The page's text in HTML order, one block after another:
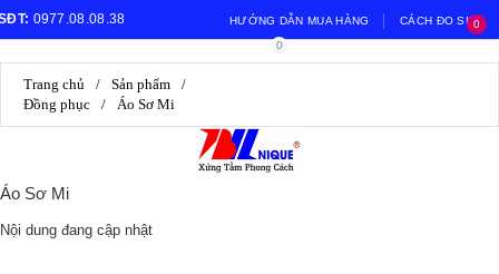
0977.08.08.38 HƯỚNG DẪN MUA HÀNG CÁCH ĐO SIZE
HƯỚNG DẪN ĐỔI TRẢ
0
0
Trang chủ / Sản phẩm
/
Đồng phục
/ Áo Sơ Mi
Áo Sơ Mi
Nội dung đang cập nhật